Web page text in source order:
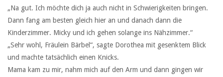
„Na gut. Ich möchte dich ja auch nicht in Schwierigkeiten bringen.
Dann fang am besten gleich hier an und danach dann die
Kinderzimmer. Micky und ich gehen solange ins Nähzimmer.“
„Sehr wohl, Fräulein Bärbel“, sagte Dorothea mit gesenktem Blick
und machte tatsächlich einen Knicks.
Mama kam zu mir, nahm mich auf den Arm und dann gingen wir